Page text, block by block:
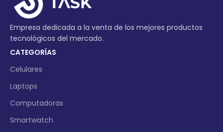
Empresa dedicada a la venta de los mejores productos
tecnológicos del mercado.
CATEGORÍAS
Celulares
Laptops
Computadoras
Smartwatch